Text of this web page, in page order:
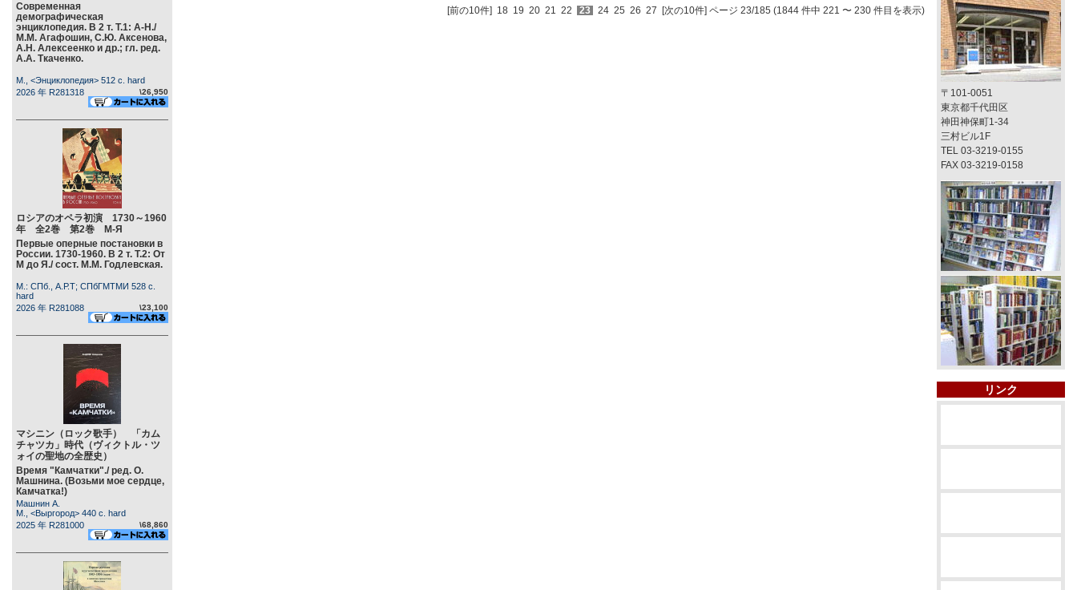
Современная
демографическая
энциклопедия. В 2 т. Т.1: А-Н./
М.М. Агафошин, С.Ю. Аксенова,
А.Н. Алексеенко и др.; гл. ред.
А.А. Ткаченко.
М., <Энциклопедия> 512 c. hard
2026 年 R281318
\26,950
ロシアのオペラ初演 1730～1960
年 全2巻 第2巻 М-Я
Первые оперные постановки в
России. 1730-1960. В 2 т. Т.2: От
М до Я./ сост. М.М. Годлевская.
М.: СПб., А.Р.Т; СПбГМТМИ 528 c.
hard
2026 年 R281088
\23,100
マシニン（ロック歌手） 「カム
チャツカ」時代（ヴィクトル・ツ
ォイの聖地の全歴史）
Время "Камчатки"./ ред. О.
Машнина. (Возьми мое сердце,
Камчатка!)
Машнин А.
М., <Выргород> 440 c. hard
2025 年 R281000
\68,860
[前の10件] 18 19 20 21 22 23 24 25 26 27 [次の10件] ページ 23/185 (1844 件中 221 〜 230 件目を表示)
〒101-0051
東京都千代田区
神田神保町1-34
三村ビル1F
TEL 03-3219-0155
FAX 03-3219-0158
リンク